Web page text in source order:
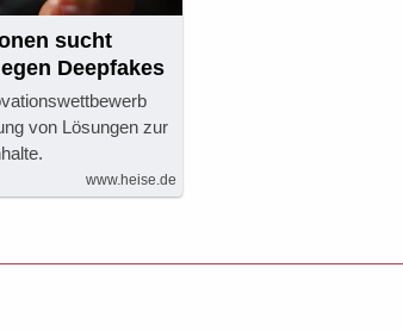
sucht
Deepfakes
von Lösungen zur
www.heise.de